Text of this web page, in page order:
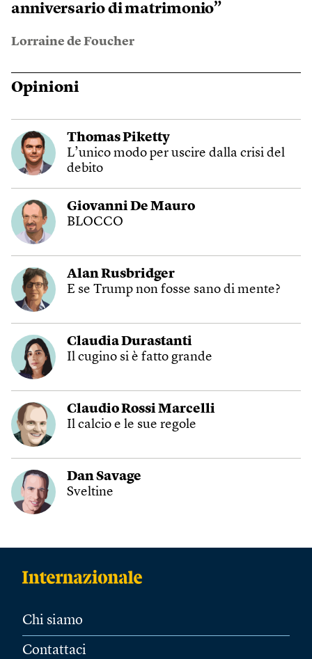
anniversario di matrimonio”
Lorraine de Foucher
Opinioni
Thomas Piketty
L’unico modo per uscire dalla crisi del
debito
Giovanni De Mauro
BLOCCO
Alan Rusbridger
E se Trump non fosse sano di mente?
Claudia Durastanti
Il cugino si è fatto grande
Claudio Rossi Marcelli
Il calcio e le sue regole
Dan Savage
Sveltine
Chi siamo
Contattaci